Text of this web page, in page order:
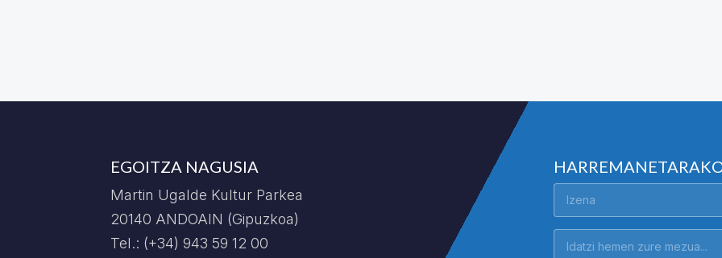
EGOITZA NAGUSIA
Martin Ugalde Kultur Parkea
20140 ANDOAIN (Gipuzkoa)
Tel.: (+34) 943 59 12 00